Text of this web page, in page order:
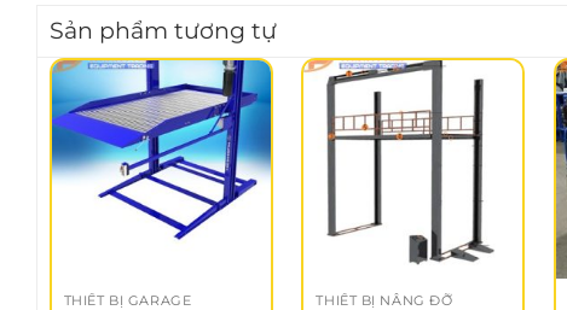
Sản phẩm tương tự
THIẾT BỊ GARAGE THIẾT BỊ NÂNG ĐỠ